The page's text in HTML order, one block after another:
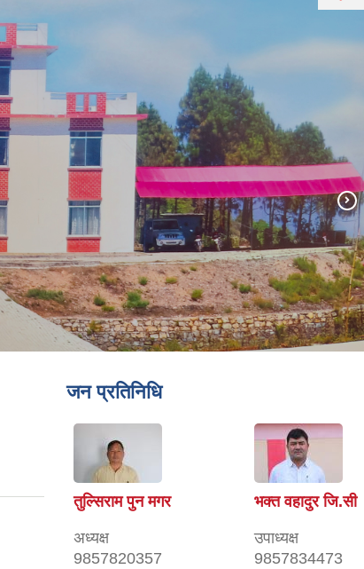
जन प्रतिनिधि
तुल्सिराम पुन मगर
अध्यक्ष
9857820357
भक्त वहादुर जि.सी
उपाध्यक्ष
9857834473